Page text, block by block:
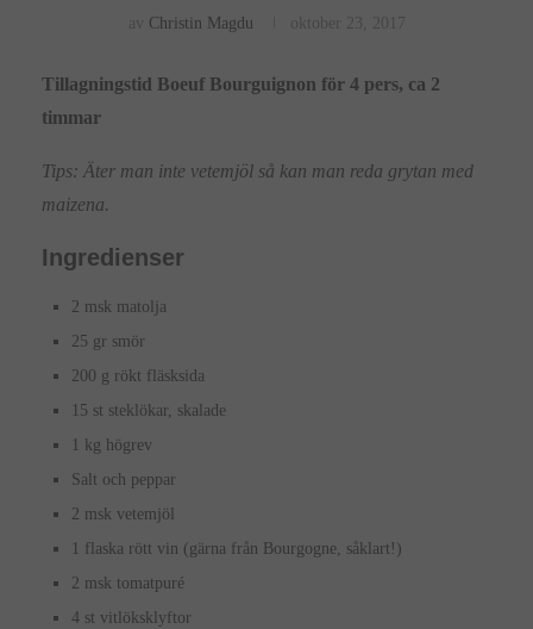
av Christin Magdu oktober 23, 2017
Tillagningstid Boeuf Bourguignon för 4 pers, ca 2
timmar
Tips: Äter man inte vetemjöl så kan man reda grytan med
maizena.
Ingredienser
2 msk matolja
25 gr smör
200 g rökt fläsksida
15 st steklökar, skalade
1 kg högrev
Salt och peppar
2 msk vetemjöl
1 flaska rött vin (gärna från Bourgogne, såklart!)
2 msk tomatpuré
4 st vitlöksklyftor